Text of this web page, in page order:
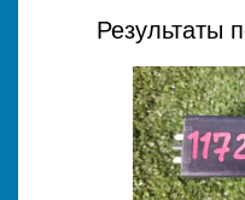
Результаты